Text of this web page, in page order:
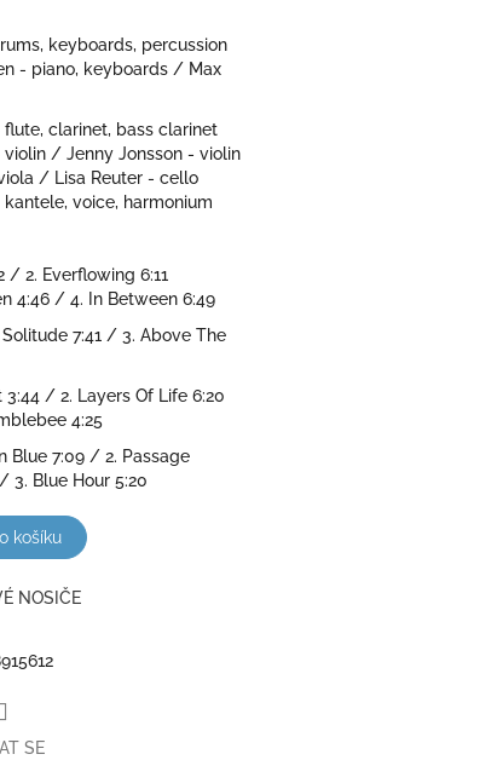
keyboards, percussion
- piano, keyboards / Max
clarinet, bass clarinet
/ Jenny Jonsson - violin
/ Lisa Reuter - cello
voice, harmonium
/ 2. Everflowing 6:11
4:46 / 4. In Between 6:49
Solitude 7:41 / 3. Above The
3:44 / 2. Layers Of Life 6:20
4:25
Blue 7:09 / 2. Passage
3. Blue Hour 5:20
košíku
NOSIČE
SE